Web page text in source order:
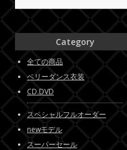
Category
全ての商品
ベリーダンス衣装
CD.DVD
スペシャルフルオーダー
newモデル
スーパーセール